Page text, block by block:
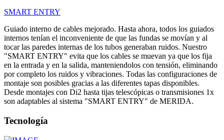
SMART ENTRY
Guiado interno de cables mejorado. Hasta ahora, todos los guiados
internos tenían el inconveniente de que las fundas se movían y al
tocar las paredes internas de los tubos generaban ruidos. Nuestro
"SMART ENTRY" evita que los cables se muevan ya que los fija
en la entrada y en la salida, manteniendolos con tensión, eliminando
por completo los ruidos y vibraciones. Todas las configuraciones de
montaje son posibles gracias a las diferentes tapas disponibles.
Desde montajes con Di2 hasta tijas telescópicas o transmisiones 1x
son adaptables al sistema "SMART ENTRY" de MERIDA.
Tecnología